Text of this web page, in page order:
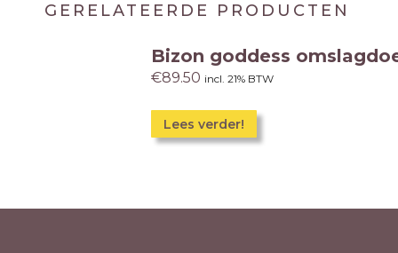
GERELATEERDE PRODUCTEN
Bizon goddess
€89.50 incl. 21% BTW
Lees verder!